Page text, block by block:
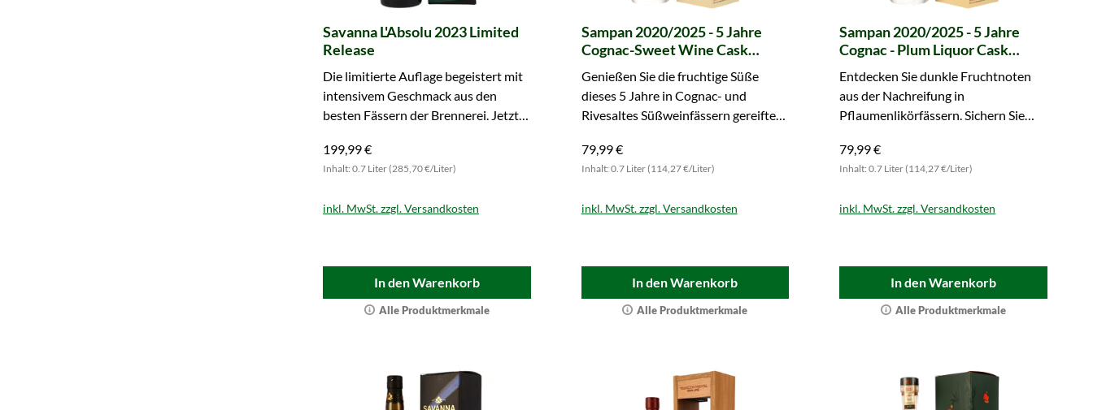
Savanna L'Absolu 2023 Limited
Release
Die limitierte Auflage begeistert mit
intensivem Geschmack aus den
besten Fässern der Brennerei. Jetzt
199,99 €
Inhalt: 0.7 Liter (285,70 €/Liter)
inkl. MwSt. zzgl. Versandkosten
In den Warenkorb
Alle Produktmerkmale
Sampan 2020/2025 - 5 Jahre
Cognac-Sweet Wine Cask
Genießen Sie die fruchtige Süße
dieses 5 Jahre in Cognac- und
Rivesaltes Süßweinfässern gereiften
79,99 €
Inhalt: 0.7 Liter (114,27 €/Liter)
inkl. MwSt. zzgl. Versandkosten
In den Warenkorb
Alle Produktmerkmale
Sampan 2020/2025 - 5 Jahre
Cognac - Plum Liquor Cask
Entdecken Sie dunkle Fruchtnoten
aus der Nachreifung in
Pflaumenlikörfässern. Sichern Sie
79,99 €
Inhalt: 0.7 Liter (114,27 €/Liter)
inkl. MwSt. zzgl. Versandkosten
In den Warenkorb
Alle Produktmerkmale